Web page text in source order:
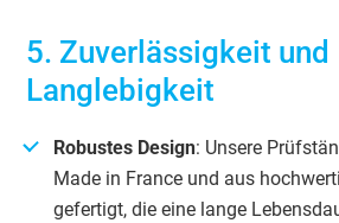
5. Zuverlässigkeit und
Langlebigkeit
Robustes Design: Unsere
Made in France und aus
gefertigt, die eine lange